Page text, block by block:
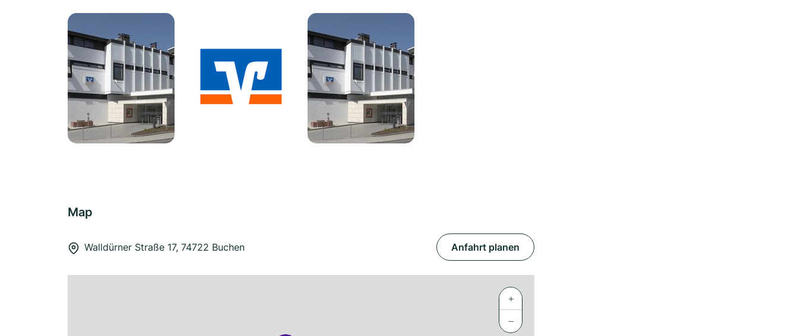
Map
Walldürner Straße 17, 74722 Buchen Anfahrt planen
+
−